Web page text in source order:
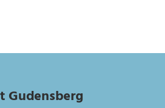
Gudensberg